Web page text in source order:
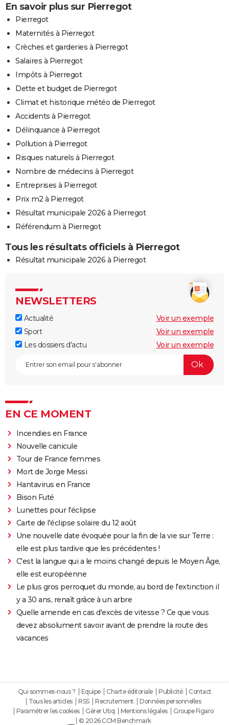
En savoir plus sur Pierregot
Pierregot
Maternités à Pierregot
Crèches et garderies à Pierregot
Salaires à Pierregot
Impôts à Pierregot
Dette et budget de Pierregot
Climat et historique météo de Pierregot
Accidents à Pierregot
Délinquance à Pierregot
Pollution à Pierregot
Risques naturels à Pierregot
Nombre de médecins à Pierregot
Entreprises à Pierregot
Prix m2 à Pierregot
Résultat municipale 2026 à Pierregot
Référendum à Pierregot
Tous les résultats officiels à Pierregot
Résultat municipale 2026 à Pierregot
NEWSLETTERS
Actualité
Voir un exemple
Sport
Voir un exemple
Les dossiers d'actu
Voir un exemple
EN CE MOMENT
Incendies en France
Nouvelle canicule
Tour de France femmes
Mort de Jorge Messi
Hantavirus en France
Bison Futé
Lunettes pour l'éclipse
Carte de l'éclipse solaire du 12 août
Une nouvelle date évoquée pour la fin de la vie sur Terre :
elle est plus tardive que les précédentes !
C'est la langue qui a le moins changé depuis le Moyen Âge,
elle est européenne
Le plus gros perroquet du monde, au bord de l'extinction il
y a 30 ans, renaît grâce à un arbre
Quelle amende en cas d'excès de vitesse ? Ce que vous
devez absolument savoir avant de prendre la route des
vacances
Qui sommes-nous ? Equipe Charte éditoriale Publicité
Contact
Tous les articles
RSS Recrutement
Données personnelles
Paramétrer les cookies
Gérer Utiq Mentions légales
Groupe Figaro
© 2026 CCM Benchmark